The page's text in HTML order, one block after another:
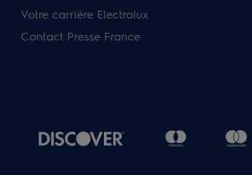
Votre carrière Electrolux
Contact Presse France